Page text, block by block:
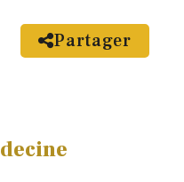
Partager